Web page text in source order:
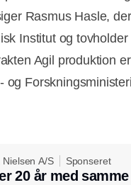
Rasmus Hasle,
Institut og
Agil produktion
og
Nielsen A/S Sponseret
20 år med samme